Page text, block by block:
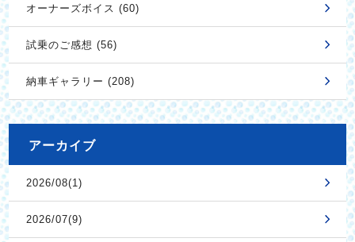
オーナーズボイス (60)
試乗のご感想 (56)
納車ギャラリー (208)
アーカイブ
2026/08(1)
2026/07(9)